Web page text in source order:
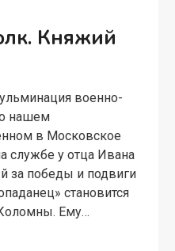
Княжий
военно-
о нашем
в Московское
службе у отца Ивана
за победы и подвиги
становится
Ему…